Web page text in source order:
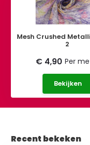
Mesh Crushed
2
€ 4,90 Per
Bekijken
Recent bekeken